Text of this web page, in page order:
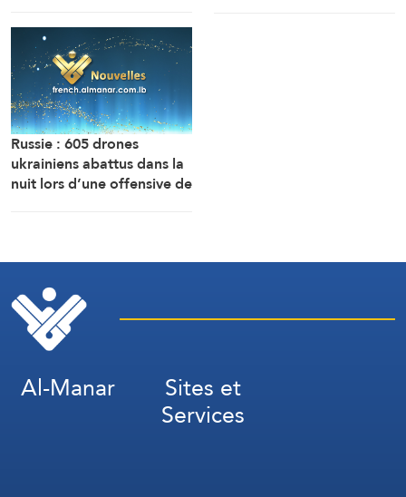
Russie : 605 drones
ukrainiens abattus dans la
nuit lors d’une offensive de
Al-Manar Sites et
Services